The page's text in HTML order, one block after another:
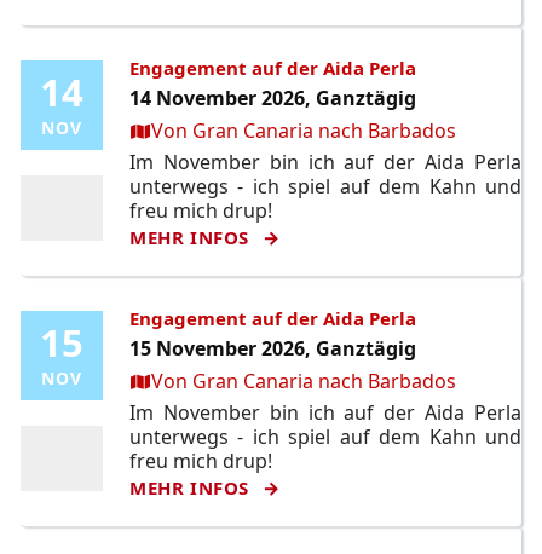
14
NOV
14
NOV
Engagement auf der Aida Perla
14 November 2026, Ganztägig
Ort:Von Gran Canaria nach Barbados
Im November bin ich auf der Aida Perla
unterwegs - ich spiel auf dem Kahn und
freu mich drup!
MEHR INFOS
15
NOV
15
NOV
Engagement auf der Aida Perla
15 November 2026, Ganztägig
Ort:Von Gran Canaria nach Barbados
Im November bin ich auf der Aida Perla
unterwegs - ich spiel auf dem Kahn und
freu mich drup!
MEHR INFOS